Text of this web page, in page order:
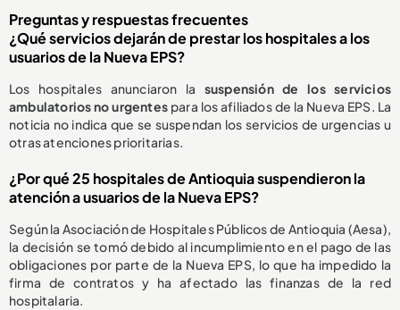
Preguntas y respuestas frecuentes
¿Qué servicios dejarán de prestar los hospitales a los
usuarios de la Nueva EPS?
Los hospitales anunciaron la suspensión de los servicios
ambulatorios no urgentes para los afiliados de la Nueva EPS. La
noticia no indica que se suspendan los servicios de urgencias u
otras atenciones prioritarias.
¿Por qué 25 hospitales de Antioquia suspendieron la
atención a usuarios de la Nueva EPS?
Según la Asociación de Hospitales Públicos de Antioquia (Aesa),
la decisión se tomó debido al incumplimiento en el pago de las
obligaciones por parte de la Nueva EPS, lo que ha impedido la
firma de contratos y ha afectado las finanzas de la red
hospitalaria.